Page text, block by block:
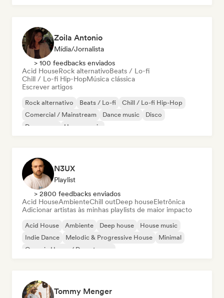
Zoila Antonio
Mídia/Jornalista
> 100 feedbacks enviados
Acid HouseRock alternativoBeats / Lo-fi
Chill / Lo-fi Hip-HopMúsica clássica
Escrever artigos
Rock alternativo Beats / Lo-fi
Chill / Lo-fi Hip-Hop
Comercial / Mainstream
Dance music
Disco
Dream pop
House music
N3UX
Playlist
> 2800 feedbacks enviados
Acid HouseAmbienteChill outDeep houseEletrônica
Adicionar artistas às minhas playlists de maior impacto
Acid House Ambiente Deep house
House music
Indie Dance
Melodic & Progressive House
Minimal
Organic House / Downtempo
Tommy Menger